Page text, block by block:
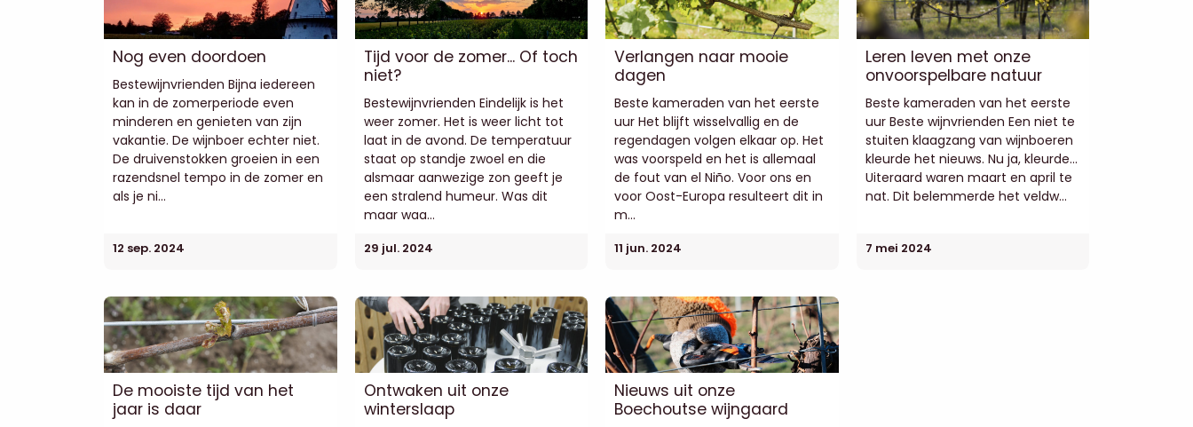
Nog even doordoen
Bestewijnvrienden Bijna iedereen
kan in de zomerperiode even
minderen en genieten van zijn
vakantie. De wijnboer echter niet.
De druivenstokken groeien in een
razendsnel tempo in de zomer en
als je ni...
12 sep. 2024
Tijd voor de zomer... Of toch
niet?
Bestewijnvrienden Eindelijk is het
weer zomer. Het is weer licht tot
laat in de avond. De temperatuur
staat op standje zwoel en die
alsmaar aanwezige zon geeft je
een stralend humeur. Was dit
maar waa...
29 jul. 2024
Verlangen naar mooie
dagen
Beste kameraden van het eerste
uur Het blijft wisselvallig en de
regendagen volgen elkaar op. Het
was voorspeld en het is allemaal
de fout van el Niño. Voor ons en
voor Oost-Europa resulteert dit in
m...
11 jun. 2024
Leren leven met onze
onvoorspelbare natuur
Beste kameraden van het eerste
uur Beste wijnvrienden Een niet te
stuiten klaagzang van wijnboeren
kleurde het nieuws. Nu ja, kleurde...
Uiteraard waren maart en april te
nat. Dit belemmerde het veldw...
7 mei 2024
De mooiste tijd van het
jaar is daar
Ontwaken uit onze
winterslaap
Nieuws uit onze
Boechoutse wijngaard